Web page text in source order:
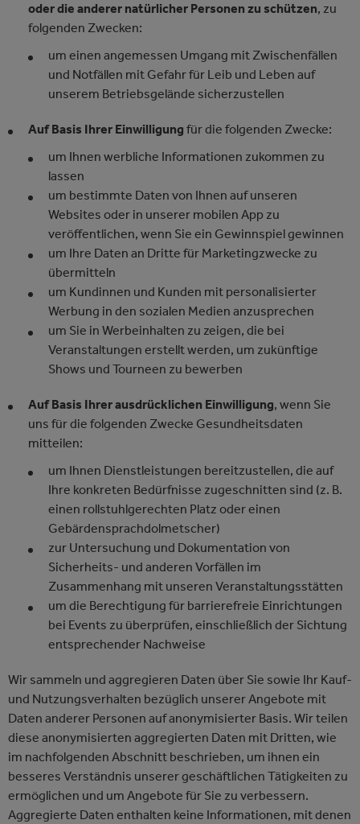
oder die anderer natürlicher Personen zu schützen, zu
folgenden Zwecken:
um einen angemessen Umgang mit Zwischenfällen
und Notfällen mit Gefahr für Leib und Leben auf
unserem Betriebsgelände sicherzustellen
Auf Basis Ihrer Einwilligung für die folgenden Zwecke:
um Ihnen werbliche Informationen zukommen zu
lassen
um bestimmte Daten von Ihnen auf unseren
Websites oder in unserer mobilen App zu
veröffentlichen, wenn Sie ein Gewinnspiel gewinnen
um Ihre Daten an Dritte für Marketingzwecke zu
übermitteln
um Kundinnen und Kunden mit personalisierter
Werbung in den sozialen Medien anzusprechen
um Sie in Werbeinhalten zu zeigen, die bei
Veranstaltungen erstellt werden, um zukünftige
Shows und Tourneen zu bewerben
Auf Basis Ihrer ausdrücklichen Einwilligung, wenn Sie
uns für die folgenden Zwecke Gesundheitsdaten
mitteilen:
um Ihnen Dienstleistungen bereitzustellen, die auf
Ihre konkreten Bedürfnisse zugeschnitten sind (z. B.
einen rollstuhlgerechten Platz oder einen
Gebärdensprachdolmetscher)
zur Untersuchung und Dokumentation von
Sicherheits- und anderen Vorfällen im
Zusammenhang mit unseren Veranstaltungsstätten
um die Berechtigung für barrierefreie Einrichtungen
bei Events zu überprüfen, einschließlich der Sichtung
entsprechender Nachweise
Wir sammeln und aggregieren Daten über Sie sowie Ihr Kauf-
und Nutzungsverhalten bezüglich unserer Angebote mit
Daten anderer Personen auf anonymisierter Basis. Wir teilen
diese anonymisierten aggregierten Daten mit Dritten, wie
im nachfolgenden Abschnitt beschrieben, um ihnen ein
besseres Verständnis unserer geschäftlichen Tätigkeiten zu
ermöglichen und um Angebote für Sie zu verbessern.
Aggregierte Daten enthalten keine Informationen, mit denen